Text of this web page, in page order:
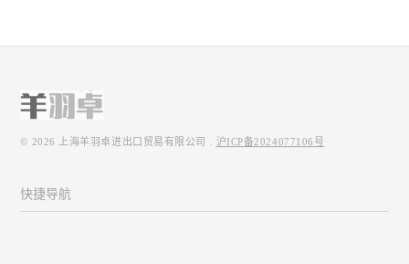
© 2026 上海羊羽卓进出口贸易有限公司 沪ICP备2024077106号
快捷导航